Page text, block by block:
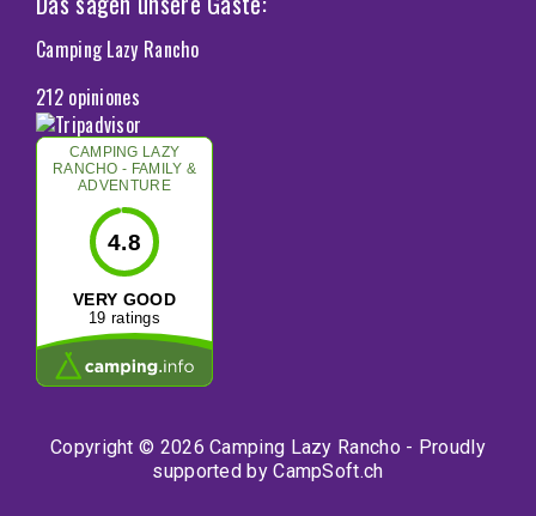
Camping Lazy Rancho
212 opiniones
CAMPING LAZY
RANCHO - FAMILY &
ADVENTURE
4.8
VERY GOOD
19 ratings
Copyright © 2026 Camping Lazy Rancho - Proudly
supported byCampSoft.ch